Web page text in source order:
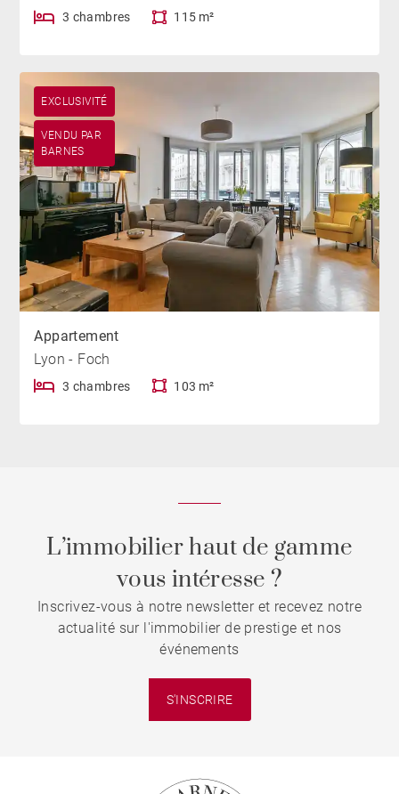
3 chambres 115 m²
EXCLUSIVITÉ
VENDU PAR
BARNES
Appartement
Lyon - Foch
3 chambres 103 m²
L’immobilier haut de gamme
vous intéresse ?
Inscrivez-vous à notre newsletter et recevez notre
actualité sur l'immobilier de prestige et nos
événements
S'INSCRIRE